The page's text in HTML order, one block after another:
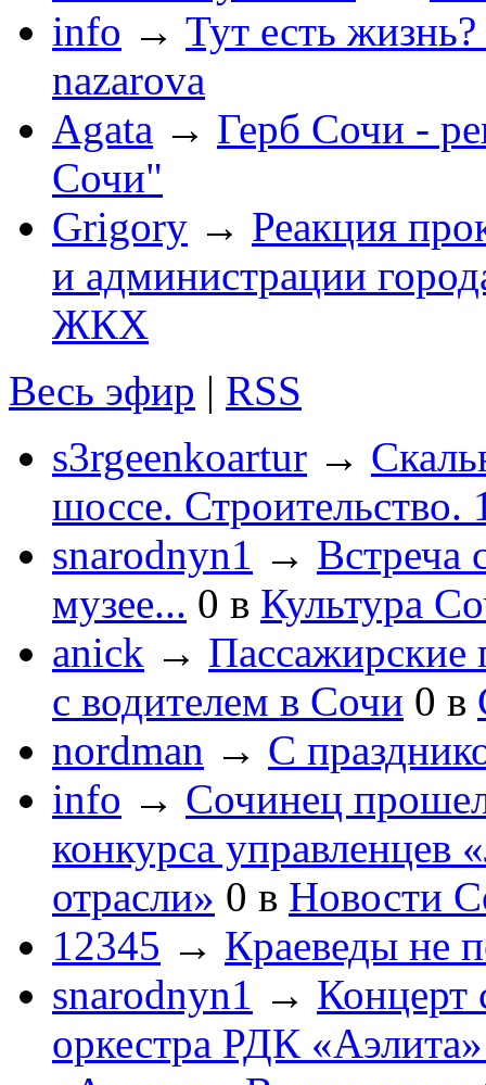
info → Тут есть
nazarova
Agata → Герб Сочи -
Сочи"
Grigory → Реакция
и администрации
ЖКХ
Весь эфир | RSS
s3rgeenkoartur →
шоссе. Строительство.
snarodnyn1 → Встреча
музее... 0 в Культура
anick → Пассажирские
с водителем в Сочи 0 в
nordman → С
info → Сочинец
конкурса управленцев
отрасли» 0 в Новости
12345 → Краеведы не
snarodnyn1 → Концерт
оркестра РДК